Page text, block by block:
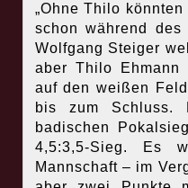
„Ohne Thilo
schon während
Wolfgang Steiger
aber Thilo Ehmann
auf den weißen
bis zum Schluss.
badischen
4,5:3,5-Sieg. Es
Mannschaft – im